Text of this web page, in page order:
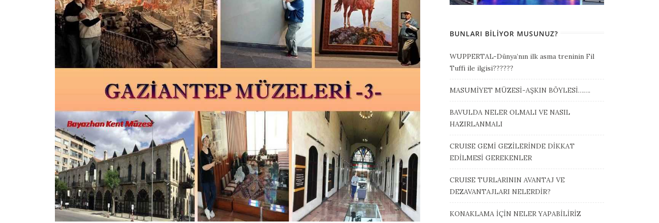
BUNLARI BILIYOR MUSUNUZ?
WUPPERTAL-Dünya’nın ilk asma treninin Fil
Tuffi ile ilgisi??????
MASUMİYET MÜZESİ-AŞKIN BÖYLESİ…….
BAVULDA NELER OLMALI VE NASIL
HAZIRLANMALI
CRUISE GEMİ GEZİLERİNDE DİKKAT
EDİLMESİ GEREKENLER
CRUISE TURLARININ AVANTAJ VE
DEZAVANTAJLARI NELERDİR?
KONAKLAMA İÇİN NELER YAPABİLİRİZ